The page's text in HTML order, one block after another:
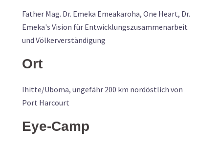
Father Mag. Dr. Emeka Emeakaroha, One Heart, Dr.
Emeka's Vision für Entwicklungszusammenarbeit
und Völkerverständigung
Ort
Ihitte/Uboma, ungefähr 200 km nordöstlich von
Port Harcourt
Eye-Camp